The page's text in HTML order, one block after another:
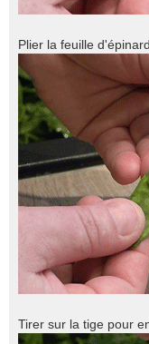
Plier la feuille d'épinard.
Tirer sur la tige pour